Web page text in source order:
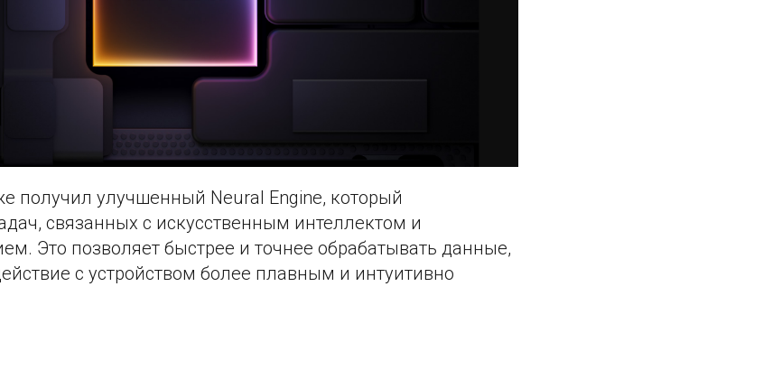
получил улучшенный Neural Engine, который
связанных с искусственным интеллектом и
Это позволяет быстрее и точнее обрабатывать данные,
с устройством более плавным и интуитивно